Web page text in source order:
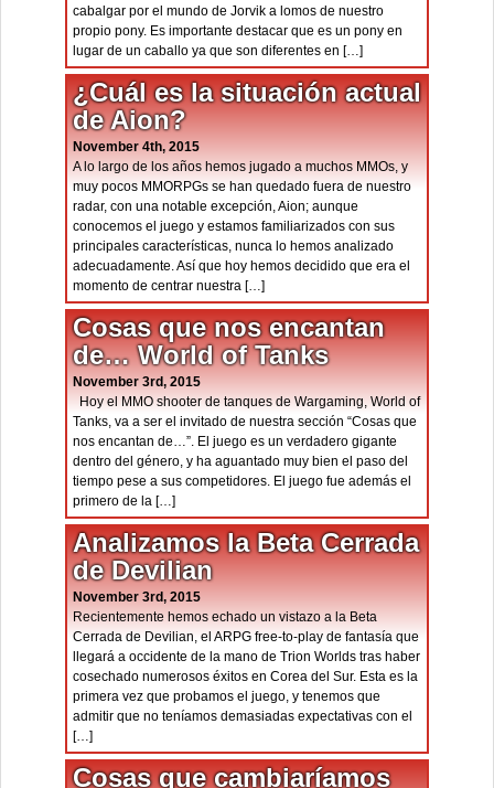
cabalgar por el mundo de Jorvik a lomos de nuestro
propio pony. Es importante destacar que es un pony en
lugar de un caballo ya que son diferentes en […]
¿Cuál es la situación actual
de Aion?
November 4th, 2015
A lo largo de los años hemos jugado a muchos MMOs, y
muy pocos MMORPGs se han quedado fuera de nuestro
radar, con una notable excepción, Aion; aunque
conocemos el juego y estamos familiarizados con sus
principales características, nunca lo hemos analizado
adecuadamente. Así que hoy hemos decidido que era el
momento de centrar nuestra […]
Cosas que nos encantan
de… World of Tanks
November 3rd, 2015
Hoy el MMO shooter de tanques de Wargaming, World of
Tanks, va a ser el invitado de nuestra sección “Cosas que
nos encantan de…”. El juego es un verdadero gigante
dentro del género, y ha aguantado muy bien el paso del
tiempo pese a sus competidores. El juego fue además el
primero de la […]
Analizamos la Beta Cerrada
de Devilian
November 3rd, 2015
Recientemente hemos echado un vistazo a la Beta
Cerrada de Devilian, el ARPG free-to-play de fantasía que
llegará a occidente de la mano de Trion Worlds tras haber
cosechado numerosos éxitos en Corea del Sur. Esta es la
primera vez que probamos el juego, y tenemos que
admitir que no teníamos demasiadas expectativas con el
[…]
Cosas que cambiaríamos